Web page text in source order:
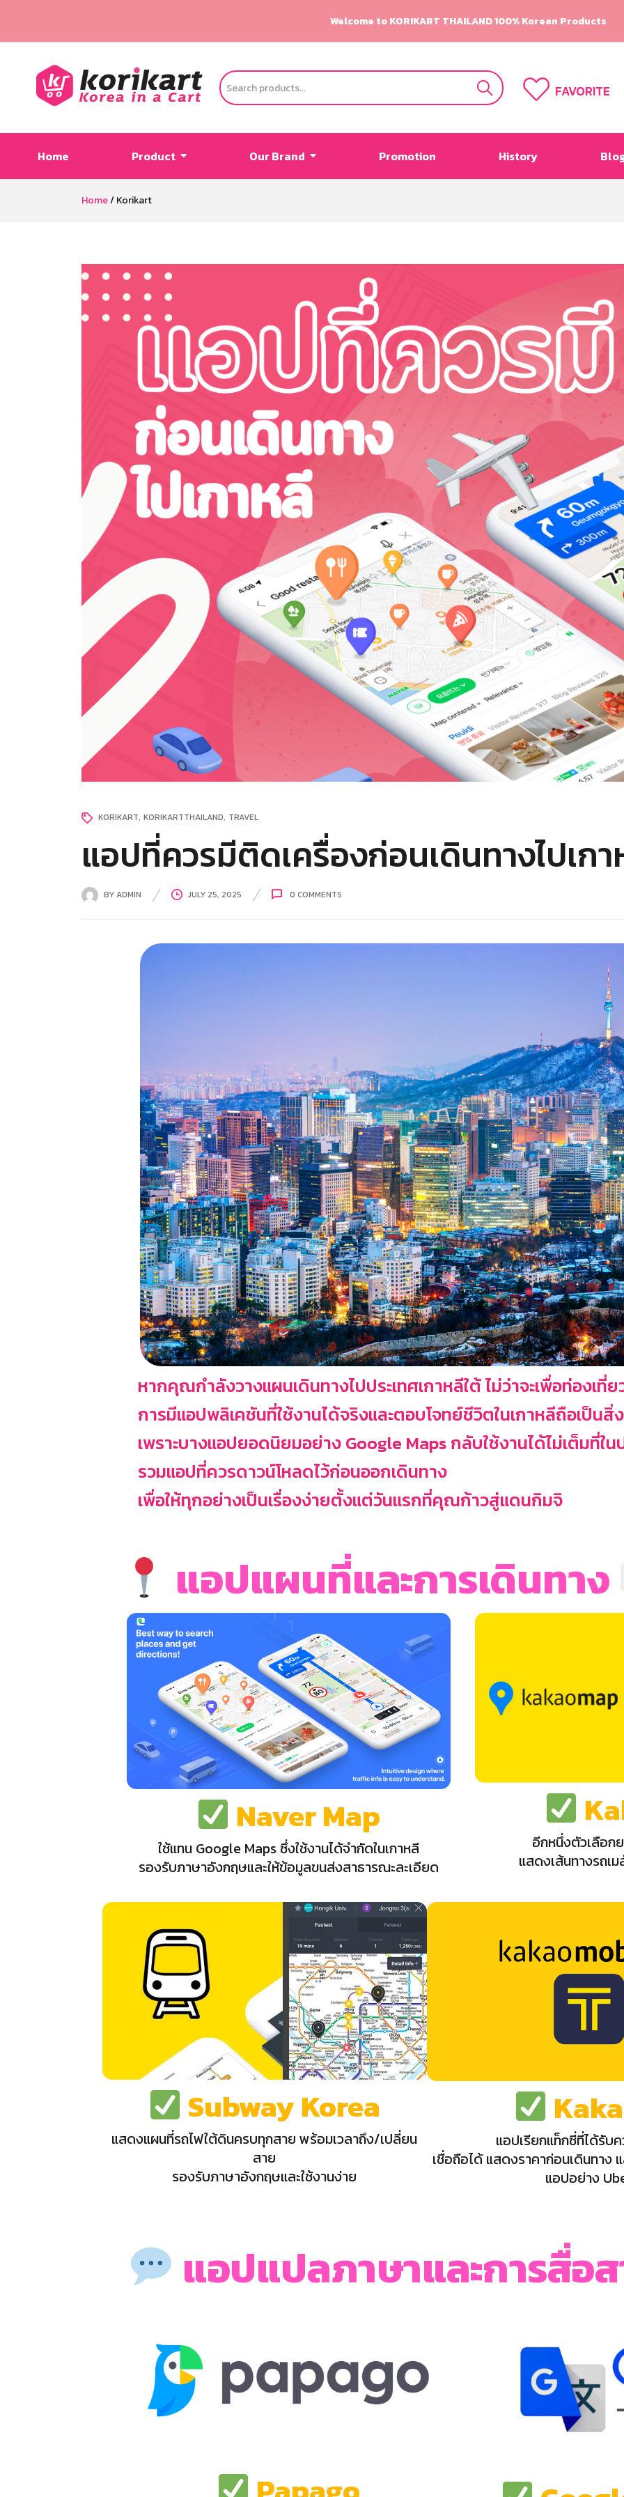
Welcome to KORIKART THAILAND 100% Korean Products
FAVORITE
Home Product Our Brand Promotion History
Home/Korikart
KORIKART KORIKARTTHAILAND TRAVEL
แอปที่ควรมีติดเครื่องก่อนเดินทางไปเก
BYADMIN JULY 25, 2025 0 COMMENTS
หากคุณกำลังวางแผนเดินทางไปประเทศเกาหลีใต้ ไม่ว่าจะเพื่อท่องเที่
การมีแอปพลิเคชันที่ใช้งานได้จริงและตอบโจทย์ชีวิตในเกาหลีถือเป็นสิ่
เพราะบางแอปยอดนิยมอย่าง Google Maps กลับใช้งานได้ไม่เต็มที่ใน
รวมแอปที่ควรดาวน์โหลดไว้ก่อนออกเดินทาง
เพื่อให้ทุกอย่างเป็นเรื่องง่ายตั้งแต่วันแรกที่คุณก้าวสู่แดนกิมจิ
แอปแผนที่และการเดินทาง
Naver Map
ใช้แทน Google Maps ซึ่งใช้งานได้จำกัดในเกาหลี
รองรับภาษาอังกฤษและให้ข้อมูลขนส่งสาธารณะละเอียด
อีกหนึ่งตัวเลือก
แสดงเส้นทางรถเ
Subway Korea
แสดงแผนที่รถไฟใต้ดินครบทุกสาย พร้อมเวลาถึง/เปลี่ยน
สาย
รองรับภาษาอังกฤษและใช้งานง่าย
แอปเรียกแท็กซี่ที่ได้รับ
เชื่อถือได้ แสดงราคาก่อนเดินทาง
แอปอย่าง
แอปแปลภาษาและการสื่อ